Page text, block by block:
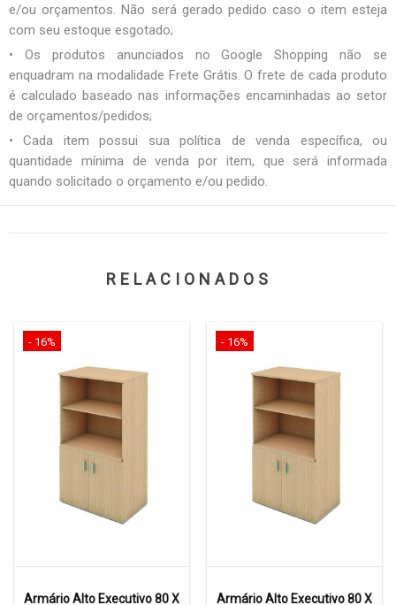
e/ou orçamentos. Não será gerado pedido caso o item esteja
com seu estoque esgotado;
• Os produtos anunciados no Google Shopping não se
enquadram na modalidade Frete Grátis. O frete de cada produto
é calculado baseado nas informações encaminhadas ao setor
de orçamentos/pedidos;
• Cada item possui sua política de venda específica, ou
quantidade mínima de venda por item, que será informada
quando solicitado o orçamento e/ou pedido.
RELACIONADOS
- 16%
Armário Alto Executivo 80 X
- 16%
Armário Alto Executivo 80 X